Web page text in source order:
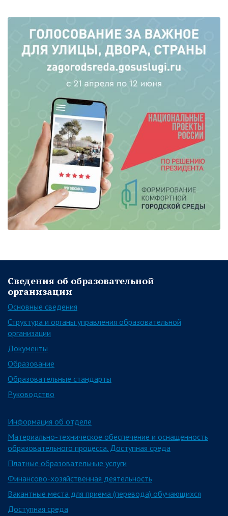
Сведения об образовательной
организации
Основные сведения
Структура и органы управления образовательной
организации
Документы
Образование
Образовательные стандарты
Руководство
Информация об отделе
Материально-техническое обеспечение и оснащенность
образовательного процесса. Доступная среда
Платные образовательные услуги
Финансово-хозяйственная деятельность
Вакантные места для приема (перевода) обучающихся
Доступная среда